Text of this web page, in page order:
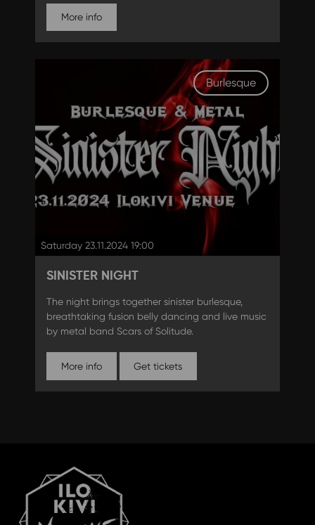
More info
Burlesque
Saturday 23.11.2024 19:00
SINISTER NIGHT
The night brings together sinister burlesque,
breathtaking fusion belly dancing and live music
by metal band Scars of Solitude.
More info Get tickets